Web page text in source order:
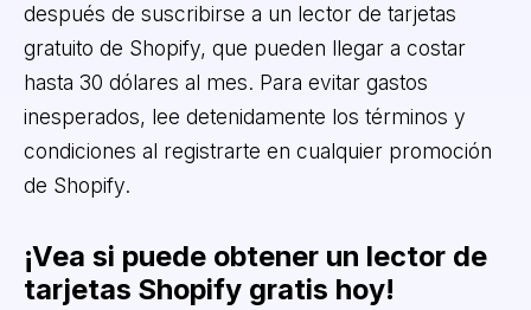
después de suscribirse a un lector de tarjetas
gratuito de Shopify, que pueden llegar a costar
hasta 30 dólares al mes. Para evitar gastos
inesperados, lee detenidamente los términos y
condiciones al registrarte en cualquier promoción
de Shopify.
¡Vea si puede obtener un lector de
tarjetas Shopify gratis hoy!